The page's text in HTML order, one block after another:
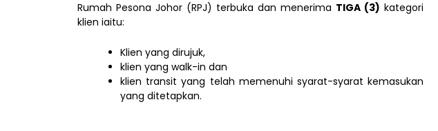
Rumah Pesona Johor (RPJ) terbuka dan menerima TIGA (3) kategori
klien iaitu:
Klien yang dirujuk,
klien yang walk-in dan
klien transit yang telah memenuhi syarat-syarat kemasukan
yang ditetapkan.